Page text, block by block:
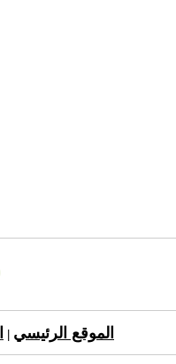
الموقع الرئيسي